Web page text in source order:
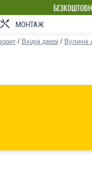
ВЛАСНЕ
МОНТАЖ
/ Вхідні двері / Вуличні